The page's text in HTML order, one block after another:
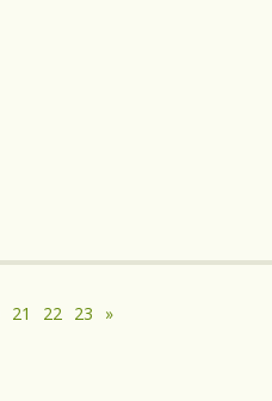
21 22 23 »